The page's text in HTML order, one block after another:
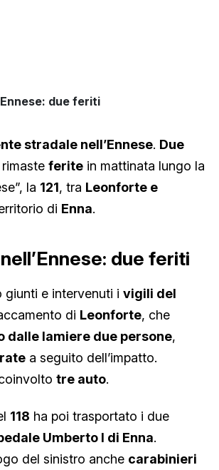
due feriti
stradale nell’Ennese. Due
ferite in mattinata lungo la
la 121, tra Leonforte e
di Enna.
due feriti
giunti e intervenuti i vigili del
di Leonforte, che
dalle lamiere due persone,
a seguito dell’impatto.
tre auto.
118 ha poi trasportato i due
Umberto I di Enna.
del sinistro anche carabinieri